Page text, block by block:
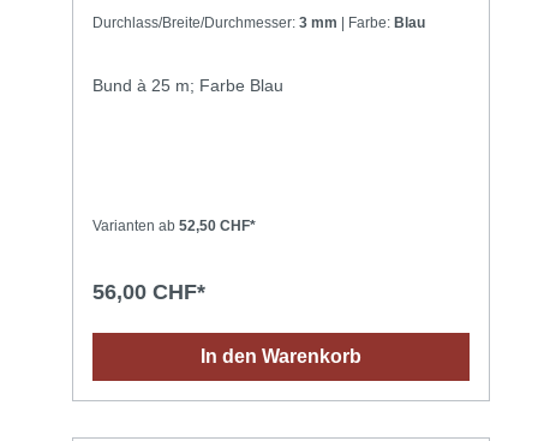
Durchlass/Breite/Durchmesser: 3 mm | Farbe: Blau
Bund à 25 m; Farbe Blau
Varianten ab 52,50 CHF*
56,00 CHF*
In den Warenkorb